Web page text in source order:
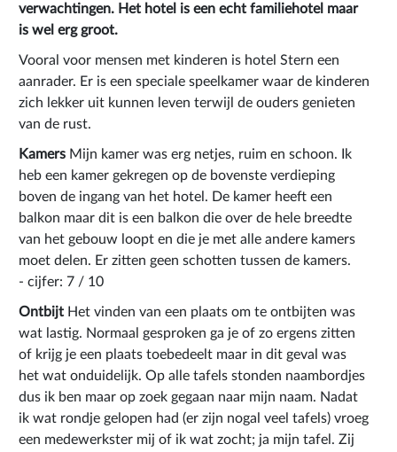
verwachtingen. Het hotel is een echt familiehotel maar
is wel erg groot.
Vooral voor mensen met kinderen is hotel Stern een
aanrader. Er is een speciale speelkamer waar de kinderen
zich lekker uit kunnen leven terwijl de ouders genieten
van de rust.
Kamers Mijn kamer was erg netjes, ruim en schoon. Ik
heb een kamer gekregen op de bovenste verdieping
boven de ingang van het hotel. De kamer heeft een
balkon maar dit is een balkon die over de hele breedte
van het gebouw loopt en die je met alle andere kamers
moet delen. Er zitten geen schotten tussen de kamers.
- cijfer: 7 / 10
Ontbijt Het vinden van een plaats om te ontbijten was
wat lastig. Normaal gesproken ga je of zo ergens zitten
of krijg je een plaats toebedeelt maar in dit geval was
het wat onduidelijk. Op alle tafels stonden naambordjes
dus ik ben maar op zoek gegaan naar mijn naam. Nadat
ik wat rondje gelopen had (er zijn nogal veel tafels) vroeg
een medewerkster mij of ik wat zocht; ja mijn tafel. Zij